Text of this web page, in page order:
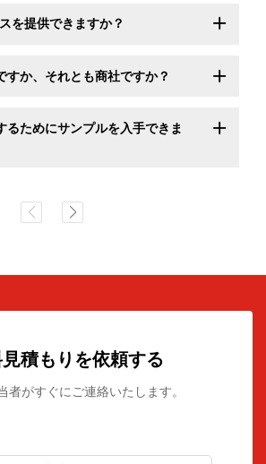
を提供できますか？
すか、それとも商社ですか？
るためにサンプルを入手できま
積もりを依頼する
者がすぐにご連絡いたします。